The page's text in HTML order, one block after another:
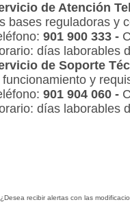
de Atención
bases reguladoras y
901 900 333 -
días laborables
de Soporte
funcionamiento y
901 904 060 -
días laborables
¿Desea recibir alertas con las